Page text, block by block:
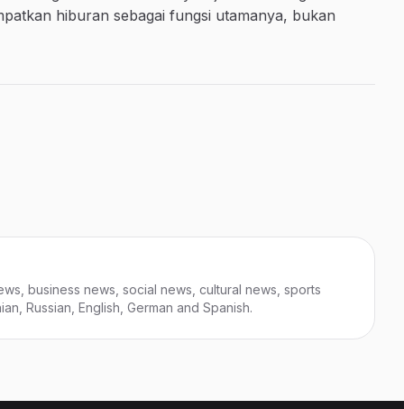
hiburan sebagai fungsi utamanya, bukan
business news, social news, cultural news, sports
Russian, English, German and Spanish.